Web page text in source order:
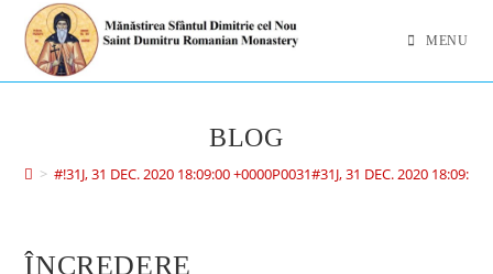
MENU
BLOG
> #!31J, 31 DEC. 2020 18:09:00 +0000P0031#31J, 31 DEC. 2020
ÎNCREDERE